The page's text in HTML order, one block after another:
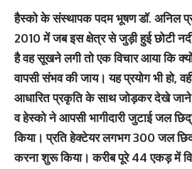
हैस्को के संस्थापक पदम भूषण डॉ. अनिल
2010 में जब इस क्षेत्र से जुड़ी हुई छोटी
है वह सूखने लगी तो एक विचार आया कि
वापसी संभव की जाय। यह प्रयोग भी हो,
आधारित प्रकृति के साथ जोड़कर देखे जाने
व हेस्को ने आपसी भागीदारी जुटाई जल
किया। प्रति हेक्टेयर लगभग 300 जल
करना शुरू किया। करीब पूरे 44 एकड़ में